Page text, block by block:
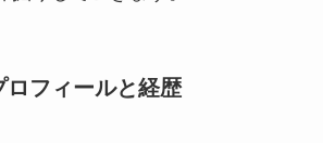
ロフィールと経歴